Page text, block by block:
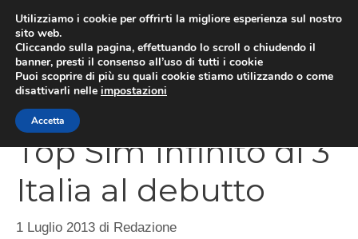
contenuto
Top Sim Infinito di 3
Italia al debutto
1 Luglio 2013 di Redazione
Utilizziamo i cookie per offrirti la migliore esperienza sul nostro
sito web.
Cliccando sulla pagina, effettuando lo scroll o chiudendo il
banner, presti il consenso all’uso di tutti i cookie
Puoi scoprire di più su quali cookie stiamo utilizzando o come
disattivarli nelle impostazioni
Accetta